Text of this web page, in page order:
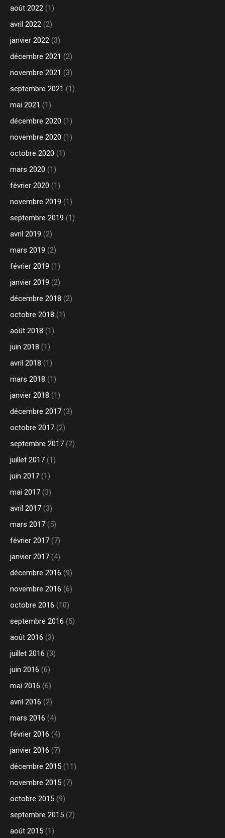
août 2022 (1)
avril 2022 (2)
janvier 2022 (3)
décembre 2021 (2)
novembre 2021 (3)
septembre 2021 (1)
mai 2021 (1)
décembre 2020 (1)
novembre 2020 (1)
octobre 2020 (1)
mars 2020 (1)
février 2020 (1)
novembre 2019 (1)
septembre 2019 (1)
avril 2019 (2)
mars 2019 (2)
février 2019 (1)
janvier 2019 (2)
décembre 2018 (2)
octobre 2018 (1)
août 2018 (1)
juin 2018 (1)
avril 2018 (1)
mars 2018 (1)
janvier 2018 (1)
décembre 2017 (3)
octobre 2017 (2)
septembre 2017 (2)
juillet 2017 (1)
juin 2017 (1)
mai 2017 (3)
avril 2017 (3)
mars 2017 (5)
février 2017 (7)
janvier 2017 (4)
décembre 2016 (9)
novembre 2016 (6)
octobre 2016 (10)
septembre 2016 (5)
août 2016 (3)
juillet 2016 (3)
juin 2016 (6)
mai 2016 (6)
avril 2016 (2)
mars 2016 (4)
février 2016 (4)
janvier 2016 (7)
décembre 2015 (11)
novembre 2015 (7)
octobre 2015 (9)
septembre 2015 (2)
août 2015 (1)